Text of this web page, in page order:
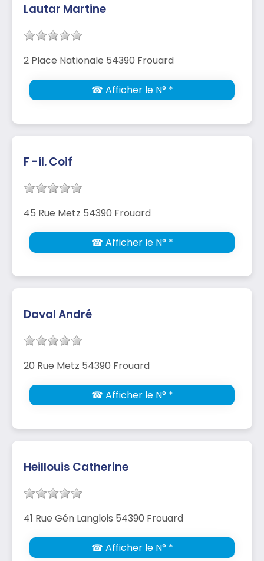
Lautar Martine
2 Place Nationale 54390 Frouard
☎ Afficher le N° *
F -il. Coif
45 Rue Metz 54390 Frouard
☎ Afficher le N° *
Daval André
20 Rue Metz 54390 Frouard
☎ Afficher le N° *
Heillouis Catherine
41 Rue Gén Langlois 54390 Frouard
☎ Afficher le N° *